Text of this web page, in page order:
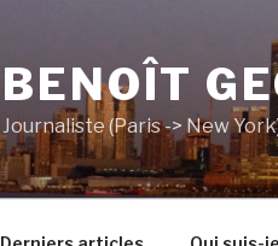
BENOÎT
Journaliste (Paris -> New